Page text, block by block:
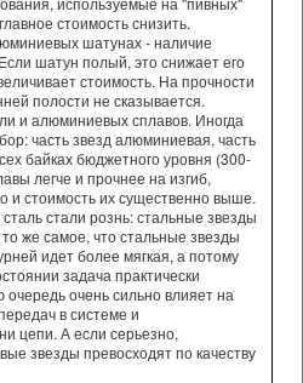
стоимость снизить.
шатунах - наличие
шатун полый, это снижает его
стоимость. На прочности
полости не сказывается.
и алюминиевых сплавов. Иногда
часть звезд алюминиевая, часть
байках бюджетного уровня (300-
легче и прочнее на изгиб,
и стоимость их существенно выше.
стали рознь: стальные звезды
же самое, что стальные звезды
идет более мягкая, а потому
задача практически
очередь очень сильно влияет на
в системе и
цепи. А если серьезно,
звезды превосходят по качеству